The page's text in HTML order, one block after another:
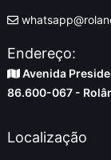
Endereço:
Avenida
86.600-067 -
Localização